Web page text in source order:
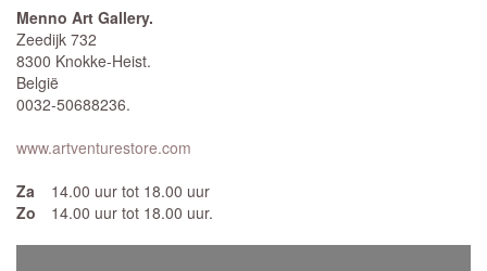
Menno Art Gallery.
Zeedijk 732
8300 Knokke-Heist.
België
0032-50688236.
www.artventurestore.com
Za
14.00 uur tot 18.00 uur
Zo
14.00 uur tot 18.00 uur.